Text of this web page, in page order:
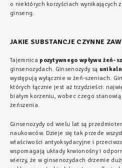
o niektórych korzyściach wynikających
ginseng.
JAKIE SUBSTANCJE CZYNNE
Tajemnica pozytywnego wpływu żeń-
ginsenozydach. Ginsenozydy są
występują wyłącznie w żeń-szeniach.
których łącznie jest aż trzydzieści:
białym korzeniu, wobec czego
żeńszenia.
Ginsenozydy od wielu lat są
naukowców. Dzieje się tak przede
właściwości antyoksydacyjne i
wspomagają układy krwionośny i
wierzy, że w ginsenozydach drzemie